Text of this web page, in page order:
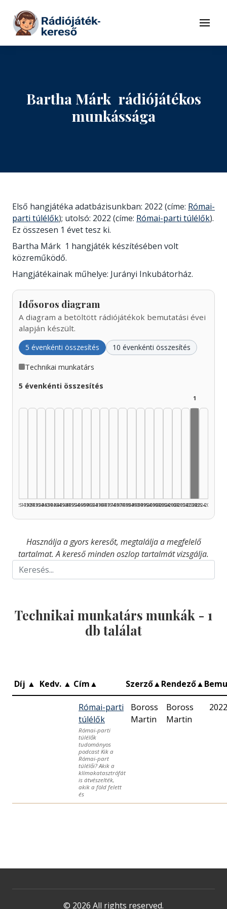
Tovább a tartalomhoz
Menü
Bartha Márk rádiójátékos
munkássága
Első hangjátéka adatbázisunkban: 2022 (címe: Római-
parti túlélők); utolsó: 2022 (címe: Római-parti túlélők).
Ez összesen 1 évet tesz ki.
Bartha Márk 1 hangjáték készítésében volt
közreműködő.
Hangjátékainak műhelye: Jurányi Inkubátorház.
Idősoros diagram
A diagram a betöltött rádiójátékok bemutatási évei
alapján készült.
5 évenkénti összesítés 10 évenkénti összesítés
Technikai munkatárs
5 évenkénti összesítés
1925–1929
1930–1934
1935–1939
1940–1944
1945–1949
1950–1954
1955–1959
1960–1964
1965–1969
1970–1974
1975–1979
1980–1984
1985–1989
1990–1994
1995–1999
2000–2004
2005–2009
2010–2014
2015–2019
1
2020–2024
2025–2026
Használja a gyors keresőt, megtalálja a megfelelő
tartalmat. A kereső minden oszlop tartalmát vizsgálja.
Technikai munkatárs munkák - 1
db találat
Díj ▲ Kedv. ▲ Cím▲ Szerző▲Rendező▲
Római-parti
túlélők
Római-parti
túlélők
tudományos
podcast Kik a
Római-part
túlélői? Akik a
klímakatasztrófát
is átvészelték,
akik a föld felett
és
Boross
Martin
Boross
Martin
© 2026 All rights reserved.